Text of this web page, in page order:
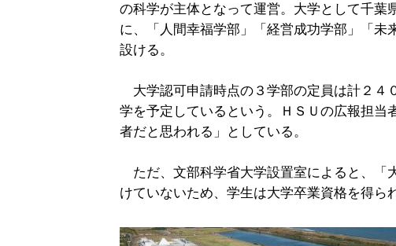
の科学が主体となって運営。大学として千葉
に、「人間幸福学部」「経営成功学部」「未
設ける。
大学認可申請時点の３学部の定員は計２４
学を予定しているという。ＨＳＵの広報担当
者だと思われる」としている。
ただ、文部科学省大学設置室によると、「
けていないため、学生は大学卒業資格を得ら